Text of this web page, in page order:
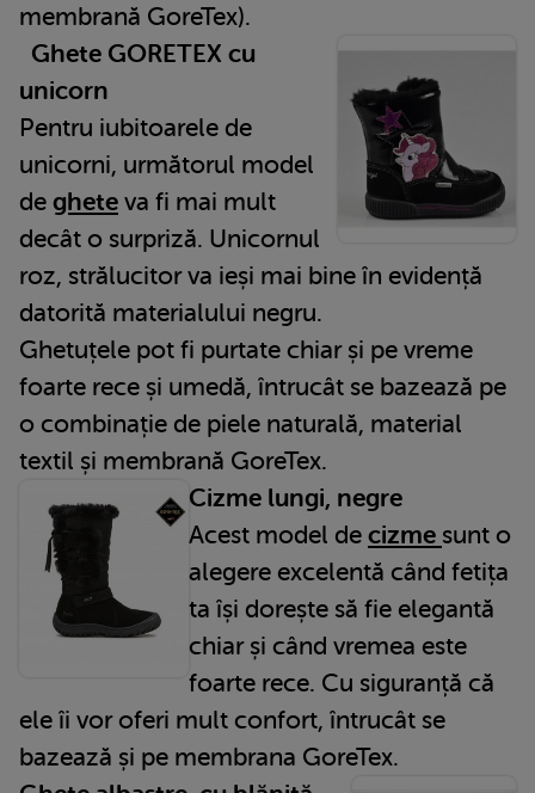
membrană GoreTex).
Ghete GORETEX cu
unicorn
Pentru iubitoarele de
unicorni, următorul model
de ghete va fi mai mult
decât o surpriză. Unicornul
roz, strălucitor va ieși mai bine în evidență
datorită materialului negru.
Ghetuțele pot fi purtate chiar și pe vreme
foarte rece și umedă, întrucât se bazează pe
o combinație de piele naturală, material
textil și membrană GoreTex.
Cizme lungi, negre
Acest model de cizme sunt o
alegere excelentă când fetița
ta își dorește să fie elegantă
chiar și când vremea este
foarte rece. Cu siguranță că
ele îi vor oferi mult confort, întrucât se
bazează și pe membrana GoreTex.